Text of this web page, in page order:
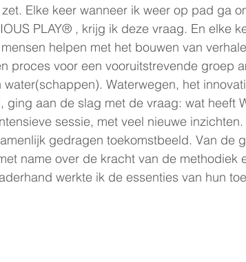
Elke keer wanneer ik weer op pad ga
PLAY® , krijg ik deze vraag. En elke
helpen met het bouwen van
proces voor een vooruitstrevende groep
Waterwegen, het
aan de slag met de vraag: wat heeft
sessie, met veel nieuwe
gedragen toekomstbeeld. Van de
name over de kracht van de methodiek
werkte ik de essenties van hun